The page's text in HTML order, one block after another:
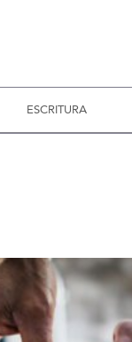
ESCRITURA